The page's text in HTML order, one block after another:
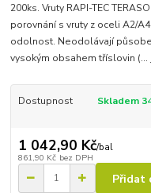
200ks. Vruty RAPI-TEC
porovnání s vruty z oceli A2/
odolnost. Neodolávají
vysokým obsahem tříslovin (...
Dostupnost Skladem
1 042,90 Kč/bal
861,90 Kč bez DPH
Přidat